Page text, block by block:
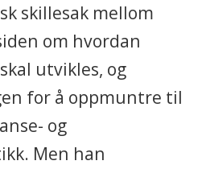
skillesak mellom
om hvordan
utvikles, og
for å oppmuntre til
og
Men han